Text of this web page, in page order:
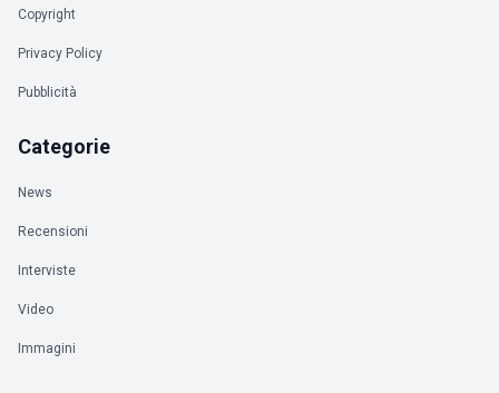
Copyright
Privacy Policy
Pubblicità
Categorie
News
Recensioni
Interviste
Video
Immagini